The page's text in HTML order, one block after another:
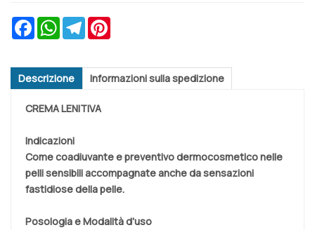
FacebookWhatsAppTelegram
Descrizione Informazioni sulla spedizione
CREMA LENITIVA
Indicazioni
Come coadiuvante e preventivo dermocosmetico nelle
pelli sensibili accompagnate anche da sensazioni
fastidiose della pelle.
Posologia e Modalità d'uso